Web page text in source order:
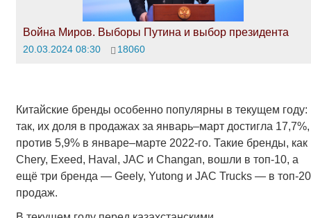
Война Миров. Выборы Путина и выбор президента
20.03.2024 08:30 18060
Китайские бренды особенно популярны в текущем году:
так, их доля в продажах за январь–март достигла 17,7%,
против 5,9% в январе–марте 2022-го. Такие бренды, как
Chery, Exeed, Haval, JAC и Changan, вошли в топ-10, а
ещё три бренда — Geely, Yutong и JAC Trucks — в топ-20
продаж.